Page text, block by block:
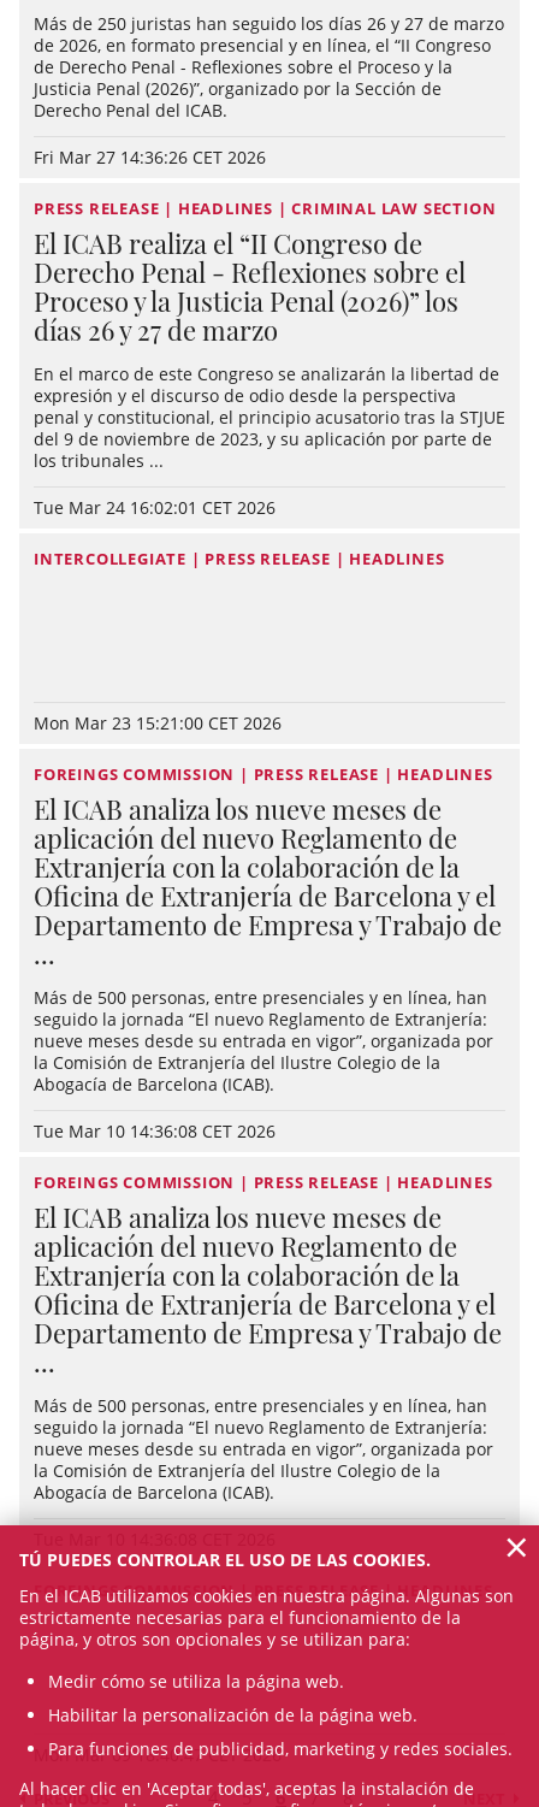
Más de 250 juristas han seguido los días 26 y 27 de marzo
de 2026, en formato presencial y en línea, el “II Congreso
de Derecho Penal - Reflexiones sobre el Proceso y la
Justicia Penal (2026)”, organizado por la Sección de
Derecho Penal del ICAB.
Fri Mar 27 14:36:26 CET 2026
PRESS RELEASE | HEADLINES | CRIMINAL LAW SECTION
El ICAB realiza el “II Congreso de
Derecho Penal - Reflexiones sobre el
Proceso y la Justicia Penal (2026)” los
días 26 y 27 de marzo
En el marco de este Congreso se analizarán la libertad de
expresión y el discurso de odio desde la perspectiva
penal y constitucional, el principio acusatorio tras la STJUE
del 9 de noviembre de 2023, y su aplicación por parte de
los tribunales ...
Tue Mar 24 16:02:01 CET 2026
INTERCOLLEGIATE | PRESS RELEASE | HEADLINES
Mon Mar 23 15:21:00 CET 2026
FOREINGS COMMISSION | PRESS RELEASE | HEADLINES
El ICAB analiza los nueve meses de
aplicación del nuevo Reglamento de
Extranjería con la colaboración de la
Oficina de Extranjería de Barcelona y el
Departamento de Empresa y Trabajo de
...
Más de 500 personas, entre presenciales y en línea, han
seguido la jornada “El nuevo Reglamento de Extranjería:
nueve meses desde su entrada en vigor”, organizada por
la Comisión de Extranjería del Ilustre Colegio de la
Abogacía de Barcelona (ICAB).
Tue Mar 10 14:36:08 CET 2026
FOREINGS COMMISSION | PRESS RELEASE | HEADLINES
El ICAB analiza los nueve meses de
aplicación del nuevo Reglamento de
Extranjería con la colaboración de la
Oficina de Extranjería de Barcelona y el
Departamento de Empresa y Trabajo de
...
Más de 500 personas, entre presenciales y en línea, han
seguido la jornada “El nuevo Reglamento de Extranjería:
nueve meses desde su entrada en vigor”, organizada por
la Comisión de Extranjería del Ilustre Colegio de la
Abogacía de Barcelona (ICAB).
FOREINGS COMMISSION | PRESS RELEASE | HEADLINES
Mon Mar 09 18:40:47 CET 2026
PREVIOUS 4 5 6 7 8 NEXT
TÚ PUEDES CONTROLAR EL USO DE LAS COOKIES.
En el ICAB utilizamos cookies en nuestra página. Algunas son
estrictamente necesarias para el funcionamiento de la
página, y otros son opcionales y se utilizan para:
Medir cómo se utiliza la página web.
Habilitar la personalización de la página web.
Para funciones de publicidad, marketing y redes sociales.
Al hacer clic en 'Aceptar todas', aceptas la instalación de
×